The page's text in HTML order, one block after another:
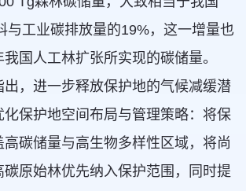
与工业碳排放量的19%，这一增量也
国人工林扩张所实现的碳储量。
出，进一步释放保护地的气候减缓潜
化保护地空间布局与管理策略：将保
碳储量与高生物多样性区域，将尚
原始林优先纳入保护范围，同时提